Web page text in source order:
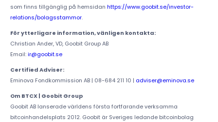
som finns tillgänglig på hemsidan https://www.goobit.se/investor-
relations/bolagsstammor.
För ytterligare information, vänligen kontakta:
Christian Ander, VD, Goobit Group AB
Email:ir@goobit.se
Certified Adviser:
Eminova Fondkommission AB | 08-684 211 10 | adviser@eminova.se
Om BTCX | Goobit Group
Goobit AB lanserade världens första fortfarande verksamma
bitcoinhandelsplats 2012. Goobit är Sveriges ledande bitcoinbolag